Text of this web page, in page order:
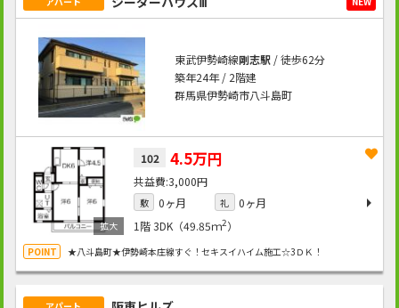
東武伊勢崎線剛志駅/ 徒歩62分
築年24年 / 2階建
群馬県伊勢崎市八斗島町
102 4.5万円
3,000円
敷 0ヶ月 礼
0ヶ月
1階3DK（49.85ｍ2）
★八斗島町★伊勢崎本庄線すぐ！セキスイハイム施工☆3ＤＫ！